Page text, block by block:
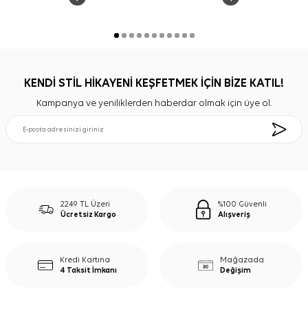
KENDİ STİL HİKAYENİ KEŞFETMEK İÇİN BİZE KATIL!
Kampanya ve yeniliklerden haberdar olmak için üye ol.
2249 TL Üzeri
Ücretsiz Kargo
%100 Güvenli
Alışveriş
Kredi Kartına
4 Taksit İmkanı
Mağazada
Değişim